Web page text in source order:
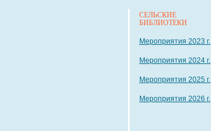
СЕЛЬСКИЕ
БИБЛИОТЕКИ
Мероприятия 2023 г.
Мероприятия 2024 г.
Мероприятия 2025 г.
Мероприятия 2026 г.